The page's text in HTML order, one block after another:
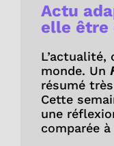
Actu
elle être
L’actualité,
monde. Un
résumé
Cette
une
comparée